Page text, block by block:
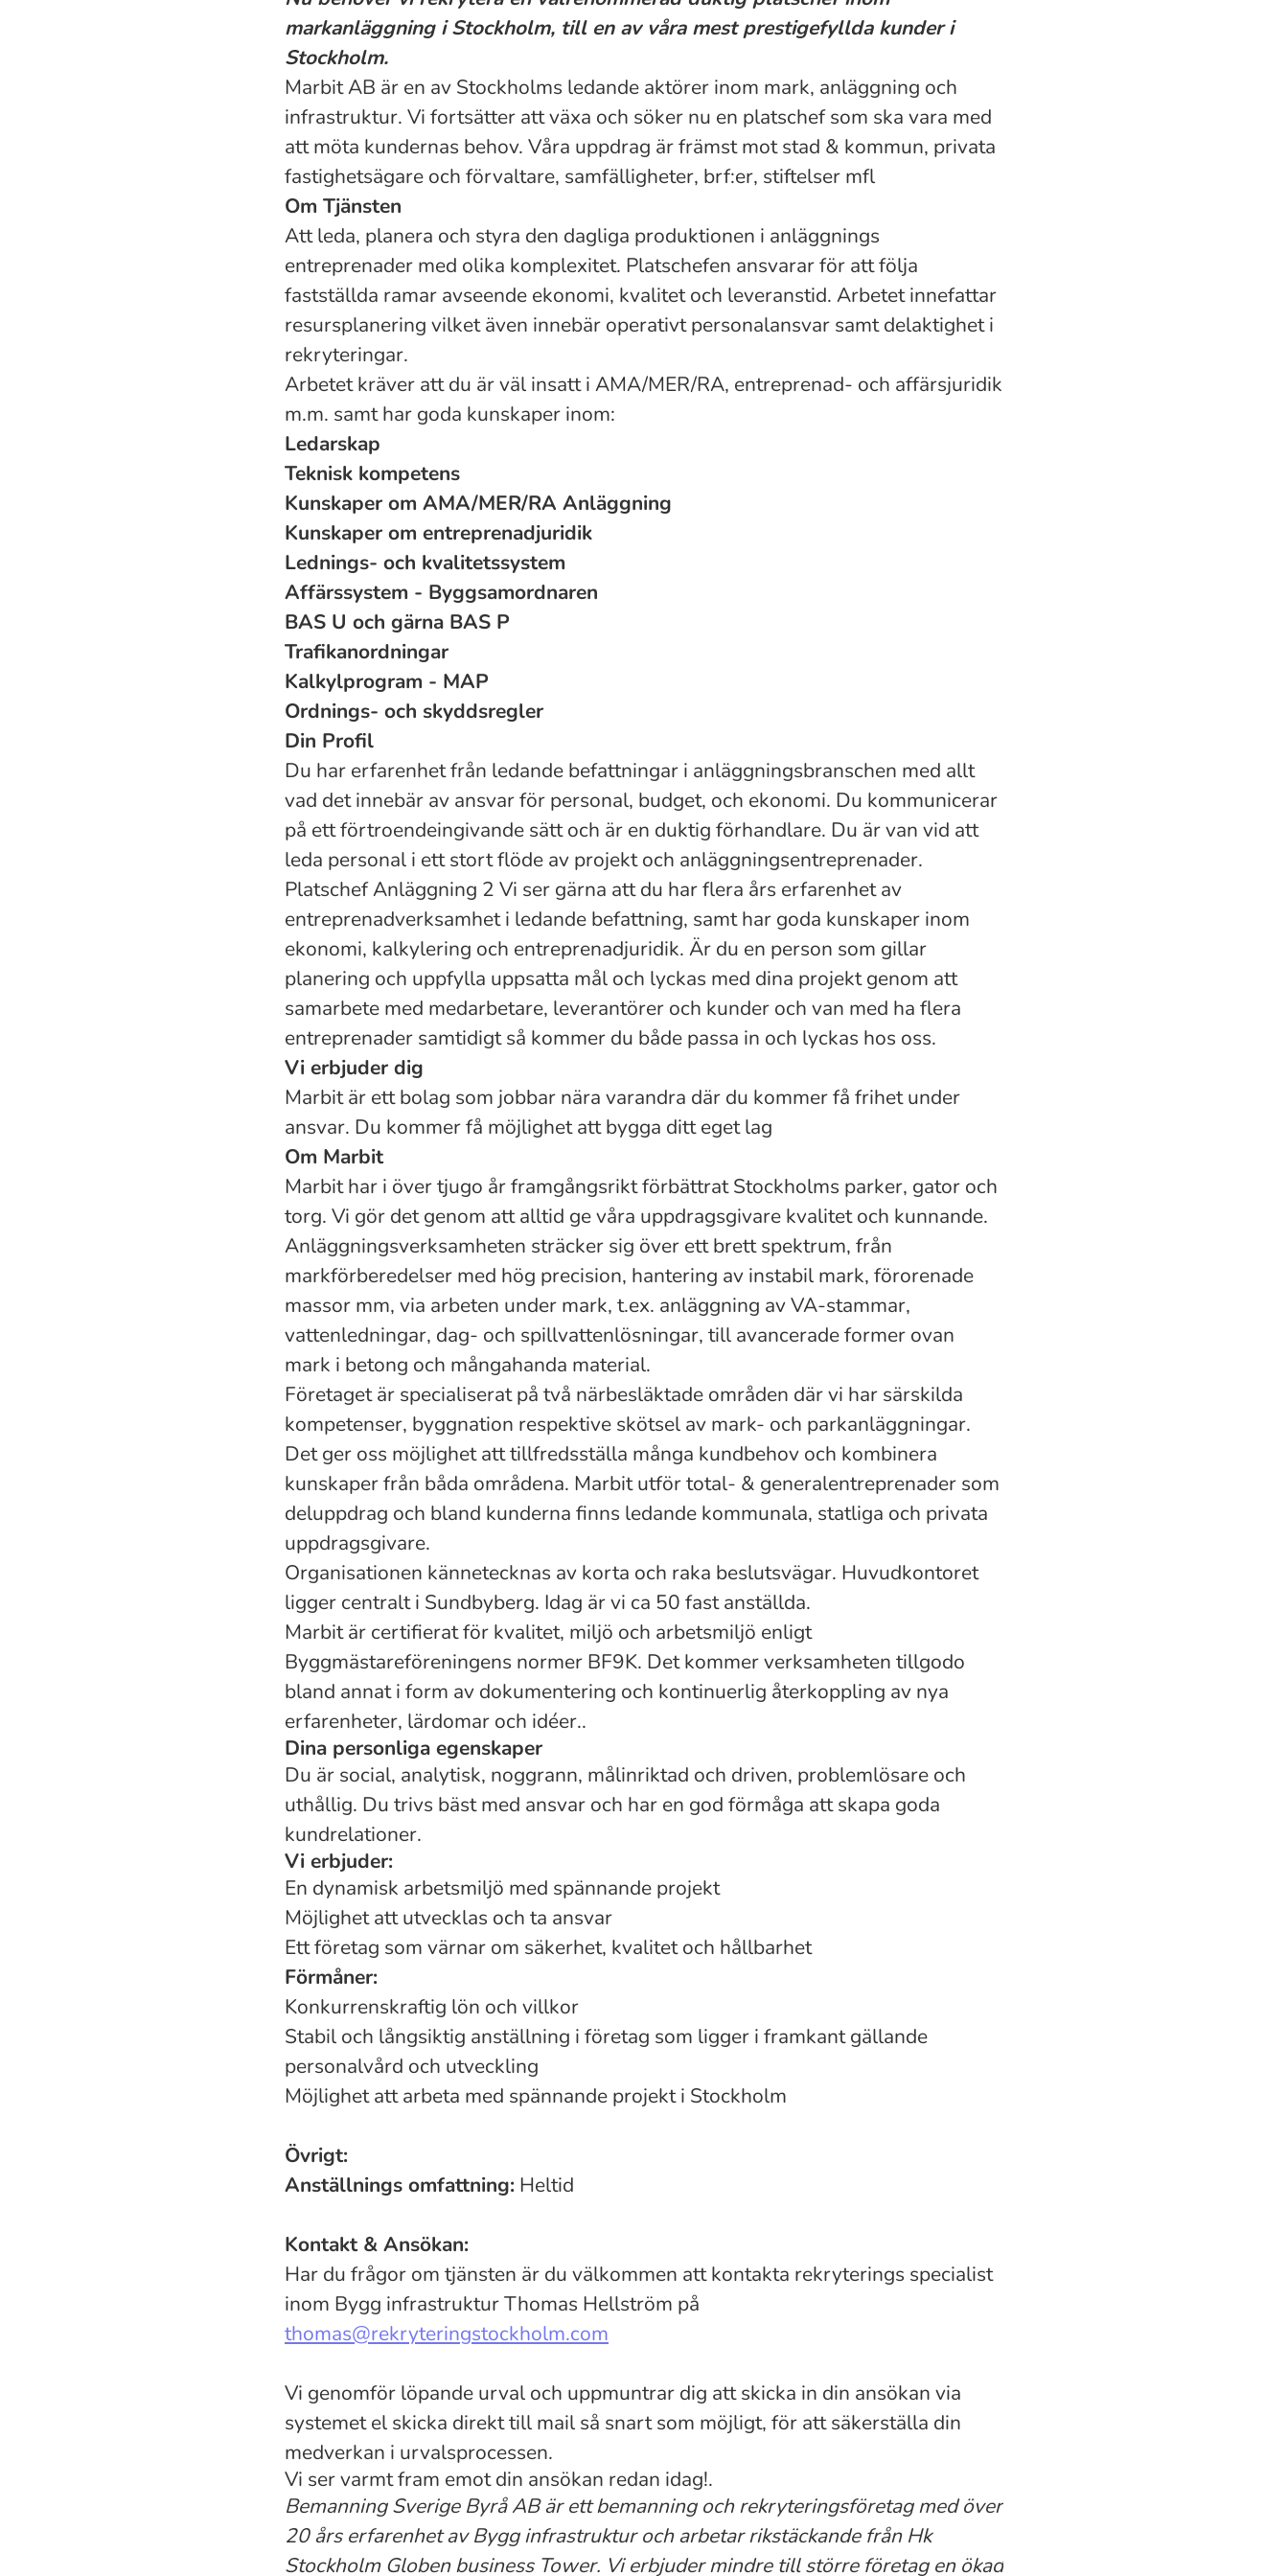
markanläggning i Stockholm, till en av våra mest prestigefyllda kunder i
Stockholm.
Marbit AB är en av Stockholms ledande aktörer inom mark, anläggning och
infrastruktur. Vi fortsätter att växa och söker nu en platschef som ska vara med
att möta kundernas behov. Våra uppdrag är främst mot stad & kommun, privata
fastighetsägare och förvaltare, samfälligheter, brf:er, stiftelser mfl
Om Tjänsten
Att leda, planera och styra den dagliga produktionen i anläggnings
entreprenader med olika komplexitet. Platschefen ansvarar för att följa
fastställda ramar avseende ekonomi, kvalitet och leveranstid. Arbetet innefattar
resursplanering vilket även innebär operativt personalansvar samt delaktighet i
rekryteringar.
Arbetet kräver att du är väl insatt i AMA/MER/RA, entreprenad- och affärsjuridik
m.m. samt har goda kunskaper inom:
Ledarskap
Teknisk kompetens
Kunskaper om AMA/MER/RA Anläggning
Kunskaper om entreprenadjuridik
Lednings- och kvalitetssystem
Affärssystem - Byggsamordnaren
BAS U och gärna BAS P
Trafikanordningar
Kalkylprogram - MAP
Ordnings- och skyddsregler
Din Profil
Du har erfarenhet från ledande befattningar i anläggningsbranschen med allt
vad det innebär av ansvar för personal, budget, och ekonomi. Du kommunicerar
på ett förtroendeingivande sätt och är en duktig förhandlare. Du är van vid att
leda personal i ett stort flöde av projekt och anläggningsentreprenader.
Platschef Anläggning 2 Vi ser gärna att du har flera års erfarenhet av
entreprenadverksamhet i ledande befattning, samt har goda kunskaper inom
ekonomi, kalkylering och entreprenadjuridik. Är du en person som gillar
planering och uppfylla uppsatta mål och lyckas med dina projekt genom att
samarbete med medarbetare, leverantörer och kunder och van med ha flera
entreprenader samtidigt så kommer du både passa in och lyckas hos oss.
Vi erbjuder dig
Marbit är ett bolag som jobbar nära varandra där du kommer få frihet under
ansvar. Du kommer få möjlighet att bygga ditt eget lag
Om Marbit
Marbit har i över tjugo år framgångsrikt förbättrat Stockholms parker, gator och
torg. Vi gör det genom att alltid ge våra uppdragsgivare kvalitet och kunnande.
Anläggningsverksamheten sträcker sig över ett brett spektrum, från
markförberedelser med hög precision, hantering av instabil mark, förorenade
massor mm, via arbeten under mark, t.ex. anläggning av VA-stammar,
vattenledningar, dag- och spillvattenlösningar, till avancerade former ovan
mark i betong och mångahanda material.
Företaget är specialiserat på två närbesläktade områden där vi har särskilda
kompetenser, byggnation respektive skötsel av mark- och parkanläggningar.
Det ger oss möjlighet att tillfredsställa många kundbehov och kombinera
kunskaper från båda områdena. Marbit utför total- & generalentreprenader som
deluppdrag och bland kunderna finns ledande kommunala, statliga och privata
uppdragsgivare.
Organisationen kännetecknas av korta och raka beslutsvägar. Huvudkontoret
ligger centralt i Sundbyberg. Idag är vi ca 50 fast anställda.
Marbit är certifierat för kvalitet, miljö och arbetsmiljö enligt
Byggmästareföreningens normer BF9K. Det kommer verksamheten tillgodo
bland annat i form av dokumentering och kontinuerlig återkoppling av nya
erfarenheter, lärdomar och idéer..
Dina personliga egenskaper
Du är social, analytisk, noggrann, målinriktad och driven, problemlösare och
uthållig. Du trivs bäst med ansvar och har en god förmåga att skapa goda
kundrelationer.
Vi erbjuder:
En dynamisk arbetsmiljö med spännande projekt
Möjlighet att utvecklas och ta ansvar
Ett företag som värnar om säkerhet, kvalitet och hållbarhet
Förmåner:
Konkurrenskraftig lön och villkor
Stabil och långsiktig anställning i företag som ligger i framkant gällande
personalvård och utveckling
Möjlighet att arbeta med spännande projekt i Stockholm
Övrigt:
Anställnings omfattning: Heltid
Kontakt & Ansökan:
Har du frågor om tjänsten är du välkommen att kontakta rekryterings specialist
inom Bygg infrastruktur Thomas Hellström på
thomas@rekryteringstockholm.com
Vi genomför löpande urval och uppmuntrar dig att skicka in din ansökan via
systemet el skicka direkt till mail så snart som möjligt, för att säkerställa din
medverkan i urvalsprocessen.
Vi ser varmt fram emot din ansökan redan idag!.
Bemanning Sverige Byrå AB är ett bemanning och rekryteringsföretag med över
20 års erfarenhet av Bygg infrastruktur och arbetar rikstäckande från Hk
Stockholm Globen business Tower. Vi erbjuder mindre till större företag en ökad